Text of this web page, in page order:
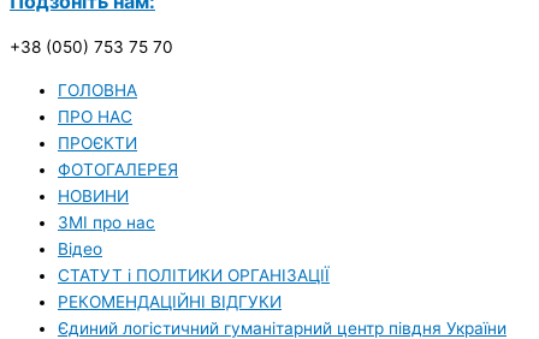
+38 (050) 753 75 70
ГОЛОВНА
ПРО НАС
ПРОЄКТИ
ФОТОГАЛЕРЕЯ
НОВИНИ
ЗМI про нас
Вiдео
СТАТУТ і ПОЛІТИКИ ОРГАНІЗАЦІЇ
РЕКОМЕНДАЦІЙНІ ВІДГУКИ
Єдиний логістичний гуманітарний центр півдня України